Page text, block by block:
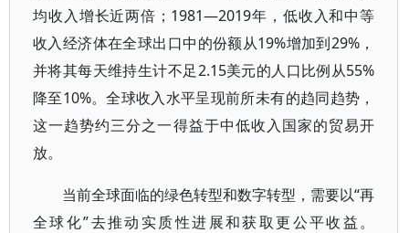
均收入增长近两倍；1981—2019年，低收入和中等
收入经济体在全球出口中的份额从19%增加到29%，
并将其每天维持生计不足2.15美元的人口比例从55%
降至10%。全球收入水平呈现前所未有的趋同趋势，
这一趋势约三分之一得益于中低收入国家的贸易开
放。
当前全球面临的绿色转型和数字转型，需要以“再
全球化”去推动实质性进展和获取更公平收益。